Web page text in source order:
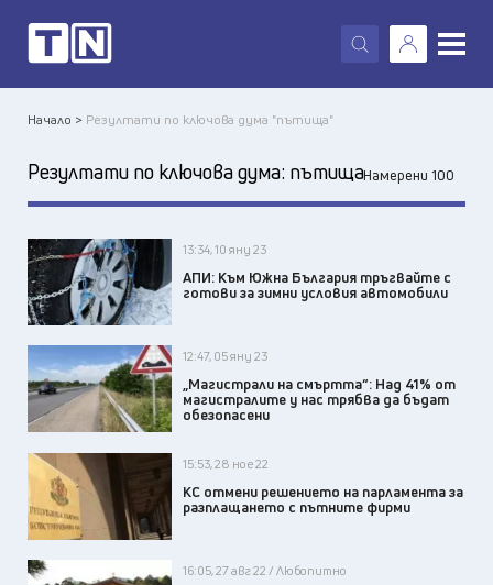
X
Начало > Резултати по ключова дума "пътища"
Резултати по ключова дума: пътищаНамерени 100
13:34, 10 яну 23
АПИ: Към Южна България тръгвайте с
готови за зимни условия автомобили
12:47, 05 яну 23
„Магистрали на смъртта“: Над 41% от
магистралите у нас трябва да бъдат
обезопасени
15:53, 28 ное 22
КС отмени решението на парламента за
разплащането с пътните фирми
16:05, 27 авг 22 / Любопитно